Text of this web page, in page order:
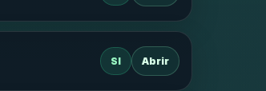
SI Abrir